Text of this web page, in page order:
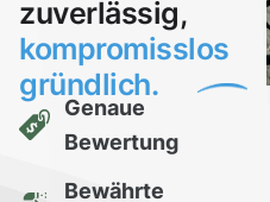
zuverlässig,
kompromisslos
gründlich.
Genaue
Bewertung
Bewährte